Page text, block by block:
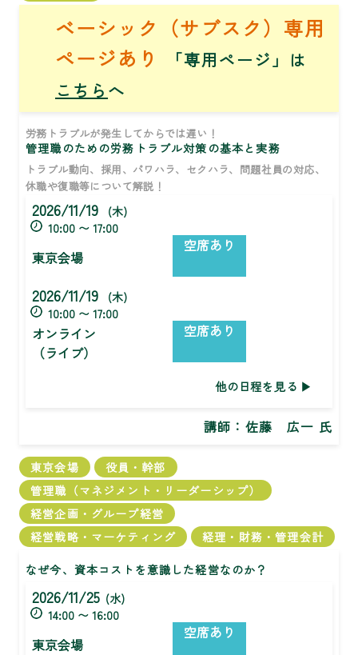
ベーシック（サブスク）専用
ページあり
「専用ページ」は
こちら へ
労務トラブルが発生してからでは遅い！
管理職のための労務トラブル対策の基本と実務
トラブル動向、採用、パワハラ、セクハラ、問題社員の対応、
休職や復職等について解説！
2026/11/19
(木)
10:00 〜 17:00
東京会場
空席あり
2026/11/19
(木)
10:00 〜 17:00
オンライン
（ライブ）
空席あり
他の日程を見る
講師： 佐藤 広一 氏
東京会場
役員・幹部
管理職（マネジメント・リーダーシップ）
経営企画・グループ経営
経営戦略・マーケティング
経理・財務・管理会計
なぜ今、資本コストを意識した経営なのか？
2026/11/25 (水)
14:00 〜 16:00
東京会場
空席あり